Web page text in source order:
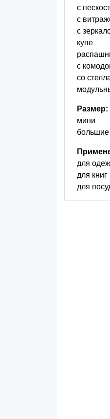
с
с
с
купе
с
со
Размер:
мини
большие
для
для книг
для